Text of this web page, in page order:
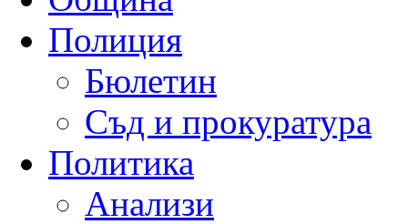
Полиция
Бюлетин
Съд и прокуратура
Политика
Анализи